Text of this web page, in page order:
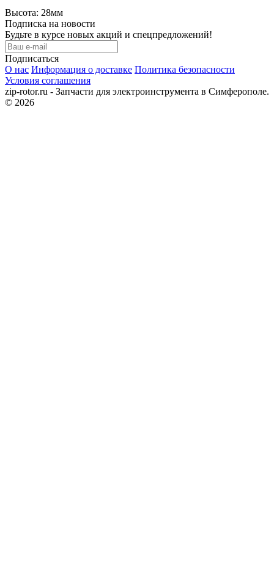
Высота: 28мм
Подписка на новости
Будьте в курсе новых акций и спецпредложений!
Подписаться
О нас Информация о доставке Политика безопасности
Условия соглашения
zip-rotor.ru - Запчасти для электроинструмента в Симферополе.
© 2026